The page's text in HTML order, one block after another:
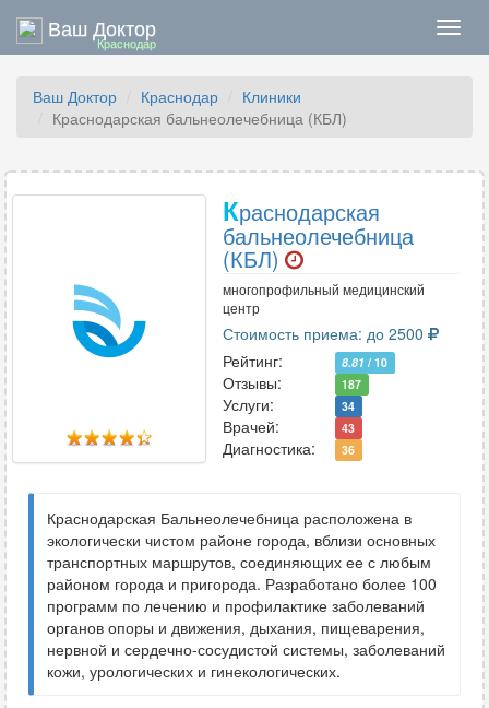
Ваш Доктор
Краснодар
Ваш Доктор Краснодар
Клиники
Краснодарская бальнеолечебница (КБЛ)
Краснодарская
бальнеолечебница
(КБЛ)
многопрофильный медицинский
центр
Стоимость приема: до 2500
Рейтинг:
8.81 / 10
Отзывы: 187
Услуги: 34
Врачей: 43
Диагностика: 36
Краснодарская Бальнеолечебница расположена в
экологически чистом районе города, вблизи основных
транспортных маршрутов, соединяющих ее с любым
районом города и пригорода. Разработано более 100
программ по лечению и профилактике заболеваний
органов опоры и движения, дыхания, пищеварения,
нервной и сердечно-сосудистой системы, заболеваний
кожи, урологических и гинекологических.